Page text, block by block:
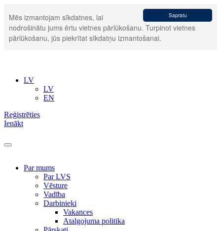
Sapratu
Mēs izmantojam sīkdatnes, lai
nodrošinātu jums ērtu vietnes pārlūkošanu. Turpinot vietnes
pārlūkošanu, jūs piekrītat sīkdatņu izmantošanai.
LV
LV
EN
Reģistrēties
Ienākt
Par mums
Par LVS
Vēsture
Vadība
Darbinieki
Vakances
Atalgojuma politika